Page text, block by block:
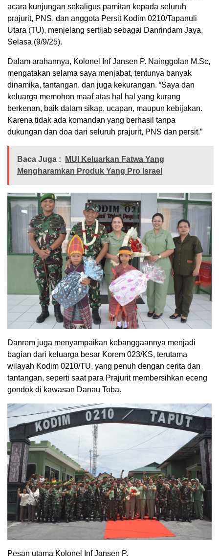
acara kunjungan sekaligus pamitan kepada seluruh
prajurit, PNS, dan anggota Persit Kodim 0210/Tapanuli
Utara (TU), menjelang sertijab sebagai Danrindam Jaya,
Selasa,(9/9/25).
Dalam arahannya, Kolonel Inf Jansen P. Nainggolan M.Sc,
mengatakan selama saya menjabat, tentunya banyak
dinamika, tantangan, dan juga kekurangan. “Saya dan
keluarga memohon maaf atas hal hal yang kurang
berkenan, baik dalam sikap, ucapan, maupun kebijakan.
Karena tidak ada komandan yang berhasil tanpa
dukungan dan doa dari seluruh prajurit, PNS dan persit.”
Baca Juga :
MUI Keluarkan Fatwa Yang
Mengharamkan Produk Yang Pro Israel
Danrem juga menyampaikan kebanggaannya menjadi
bagian dari keluarga besar Korem 023/KS, terutama
wilayah Kodim 0210/TU, yang penuh dengan cerita dan
tantangan, seperti saat para Prajurit membersihkan eceng
gondok di kawasan Danau Toba.
Pesan utama Kolonel Inf Jansen P.